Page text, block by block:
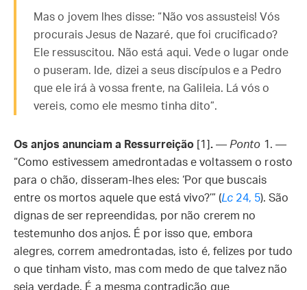
Mas o jovem lhes disse: “Não vos assusteis! Vós
procurais Jesus de Nazaré, que foi crucificado?
Ele ressuscitou. Não está aqui. Vede o lugar onde
o puseram. Ide, dizei a seus discípulos e a Pedro
que ele irá à vossa frente, na Galileia. Lá vós o
vereis, como ele mesmo tinha dito”.
Os anjos anunciam a Ressurreição [1] .— Ponto 1. —
“Como estivessem amedrontadas e voltassem o rosto
para o chão, disseram-lhes eles: ‘Por que buscais
entre os mortos aquele que está vivo?’” (Lc 24, 5). São
dignas de ser repreendidas, por não crerem no
testemunho dos anjos. É por isso que, embora
alegres, correm amedrontadas, isto é, felizes por tudo
o que tinham visto, mas com medo de que talvez não
seja verdade. É a mesma contradição que